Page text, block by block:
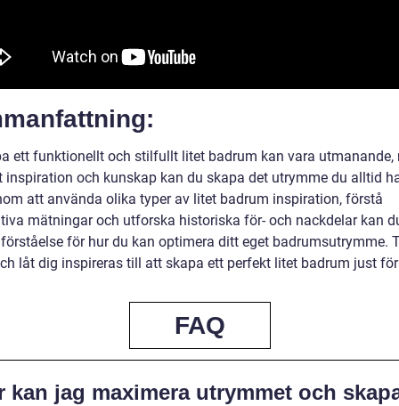
ett funktionellt och stilfullt litet badrum kan vara utmanande,
inspiration och kunskap kan du skapa det utrymme du alltid
att använda olika typer av litet badrum inspiration, förstå
mätningar och utforska historiska för- och nackdelar kan
för hur du kan optimera ditt eget badrumsutrymme.
låt dig inspireras till att skapa ett perfekt litet badrum just
FAQ
kan jag maximera utrymmet och